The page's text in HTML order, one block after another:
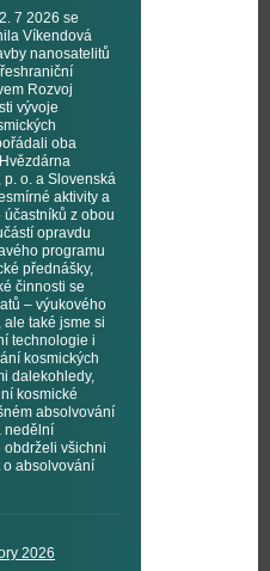
7 2026 se
Víkendová
nanosatelitů
Rozvoj
vývoje
oba
p. o. a Slovenská
aktivity a
z obou
opravdu
programu
přednášky,
činnosti se
– výukového
také jsme si
technologie i
kosmických
dalekohledy,
kosmické
absolvování
nedělní
obdrželi všichni
o absolvování
2026